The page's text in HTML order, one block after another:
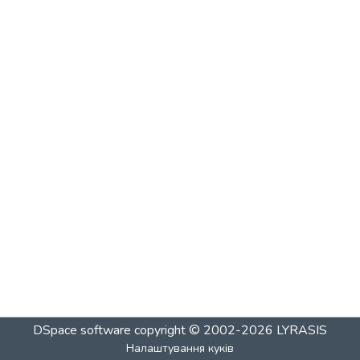
DSpace software copyright © 2002-2026 LYRASIS
Налаштування куків